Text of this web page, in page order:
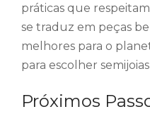
práticas que
se traduz em peças
melhores para o
para escolher
Próximos